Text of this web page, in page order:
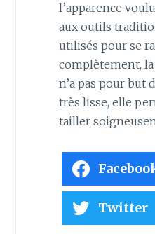
l’apparence
aux outils
utilisés pour se
complètement,
n’a pas pour but
très lisse, elle
tailler
Twitter